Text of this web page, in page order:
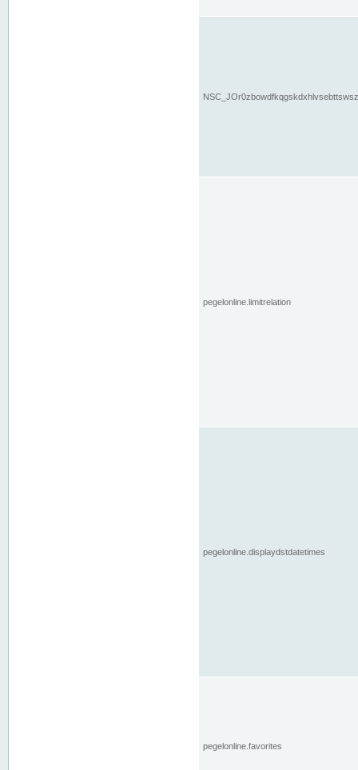
pegelonline.limitrelation
pegelonline.displaydstdatetimes
pegelonline.favorites